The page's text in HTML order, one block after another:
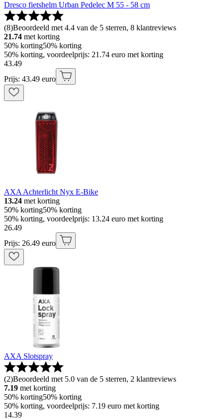
Dresco fietshelm Urban Pedelec M 55 - 58 cm
(8)Beoordeeld met 4.4 van de 5 sterren, 8 klantreviews
21.74 met korting
50% korting50% korting
50% korting, voordeelprijs: 21.74 euro met korting
43.49
Prijs: 43.49 euro
AXA Achterlicht Nyx E-Bike
13.24 met korting
50% korting50% korting
50% korting, voordeelprijs: 13.24 euro met korting
26.49
Prijs: 26.49 euro
AXA Slotspray
(2)Beoordeeld met 5.0 van de 5 sterren, 2 klantreviews
7.19 met korting
50% korting50% korting
50% korting, voordeelprijs: 7.19 euro met korting
14.39